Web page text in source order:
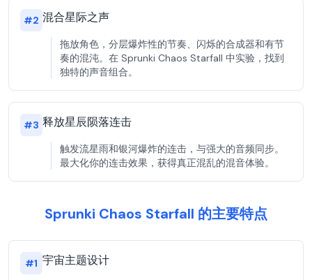
#2 混合星际之声
拖放角色，分层爆炸性的节奏、闪烁的合成器和有节
奏的混沌。在 Sprunki Chaos Starfall 中实验，找到
独特的声音组合。
#3 释放星辰陨落连击
触发流星雨和银河爆炸的连击，与强大的音频同步。
最大化你的连击效果，获得真正混乱的混音体验。
Sprunki Chaos Starfall 的主要特点
#1 宇宙主题设计